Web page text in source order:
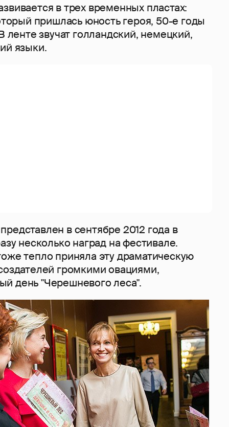
в трех временных пластах:
пришлась юность героя, 50-е годы
ленте звучат голландский, немецкий,
языки.
в сентябре 2012 года в
несколько наград на фестивале.
тепло приняла эту драматическую
громкими овациями,
день "Черешневого леса".